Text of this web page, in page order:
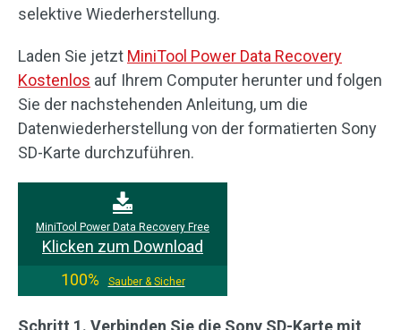
selektive Wiederherstellung.
Laden Sie jetzt MiniTool Power Data Recovery
Kostenlos auf Ihrem Computer herunter und folgen
Sie der nachstehenden Anleitung, um die
Datenwiederherstellung von der formatierten Sony
SD-Karte durchzuführen.
MiniTool Power Data Recovery Free
Klicken zum Download
100%
Sauber & Sicher
Schritt 1. Verbinden Sie die Sony SD-Karte mit